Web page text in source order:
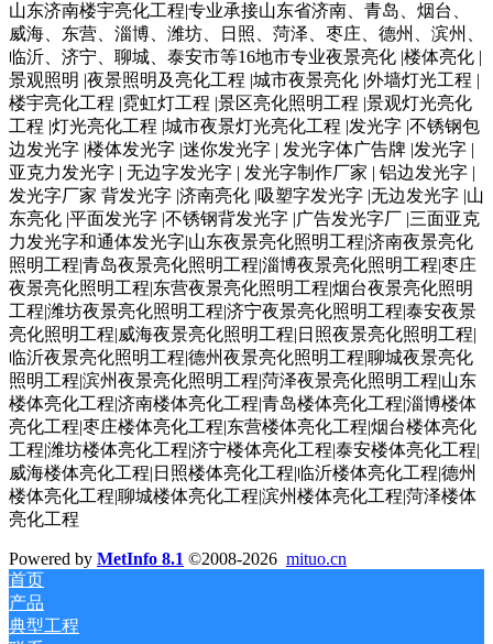
山东济南楼宇亮化工程|专业承接山东省济南、青岛、烟台、
威海、东营、淄博、潍坊、日照、菏泽、枣庄、德州、滨州、
临沂、济宁、聊城、泰安市等16地市专业夜景亮化 |楼体亮化 |
景观照明 |夜景照明及亮化工程 |城市夜景亮化 |外墙灯光工程 |
楼宇亮化工程 |霓虹灯工程 |景区亮化照明工程 |景观灯光亮化
工程 |灯光亮化工程 |城市夜景灯光亮化工程 |发光字 |不锈钢包
边发光字 |楼体发光字 |迷你发光字 | 发光字体广告牌 |发光字 |
亚克力发光字 | 无边字发光字 | 发光字制作厂家 | 铝边发光字 |
发光字厂家 背发光字 |济南亮化 |吸塑字发光字 |无边发光字 |山
东亮化 |平面发光字 |不锈钢背发光字 |广告发光字厂 |三面亚克
力发光字和通体发光字|山东夜景亮化照明工程|济南夜景亮化
照明工程|青岛夜景亮化照明工程|淄博夜景亮化照明工程|枣庄
夜景亮化照明工程|东营夜景亮化照明工程|烟台夜景亮化照明
工程|潍坊夜景亮化照明工程|济宁夜景亮化照明工程|泰安夜景
亮化照明工程|威海夜景亮化照明工程|日照夜景亮化照明工程|
临沂夜景亮化照明工程|德州夜景亮化照明工程|聊城夜景亮化
照明工程|滨州夜景亮化照明工程|菏泽夜景亮化照明工程|山东
楼体亮化工程|济南楼体亮化工程|青岛楼体亮化工程|淄博楼体
亮化工程|枣庄楼体亮化工程|东营楼体亮化工程|烟台楼体亮化
工程|潍坊楼体亮化工程|济宁楼体亮化工程|泰安楼体亮化工程|
威海楼体亮化工程|日照楼体亮化工程|临沂楼体亮化工程|德州
楼体亮化工程|聊城楼体亮化工程|滨州楼体亮化工程|菏泽楼体
亮化工程
Powered by MetInfo 8.1 ©2008-2026 mituo.cn
首页
产品
典型工程